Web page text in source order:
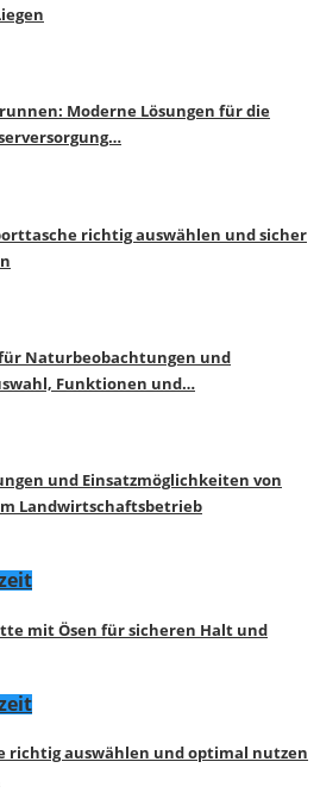
Moderne Lösungen für die
richtig auswählen und sicher
Naturbeobachtungen und
Funktionen und…
und Einsatzmöglichkeiten von
Landwirtschaftsbetrieb
mit Ösen für sicheren Halt und
richtig auswählen und optimal nutzen